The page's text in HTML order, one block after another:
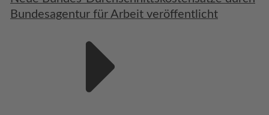
Bundesagentur für Arbeit veröffentlicht